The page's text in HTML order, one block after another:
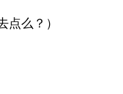
么？）